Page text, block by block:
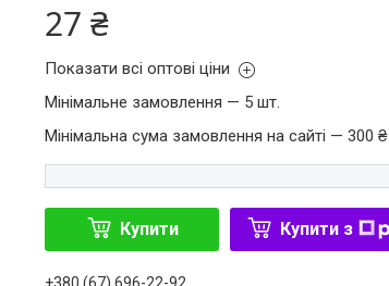
27 ₴
Мінімальне замовлення — 5 шт.
Показати всі оптові ціни
Мінімальна сума замовлення на сайті — 300 ₴
Купити Купити з